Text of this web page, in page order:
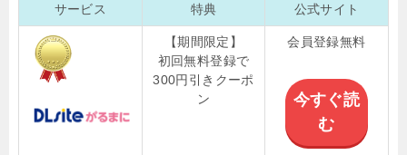
サービス 特典 公式サイト
【期間限定】
初回無料登録で
300円引きクーポ
ン
会員登録無料
今すぐ読
む